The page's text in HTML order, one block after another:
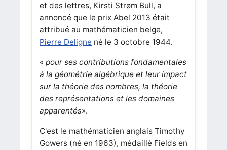
et des lettres, Kirsti Strøm Bull, a
annoncé que le prix Abel 2013 était
attribué au mathématicien belge,
Pierre Deligne né le 3 octobre 1944.
« pour ses contributions fondamentales
à la géométrie algébrique et leur impact
sur la théorie des nombres, la théorie
des représentations et les domaines
apparentés».
C'est le mathématicien anglais Timothy
Gowers (né en 1963), médaillé Fields en